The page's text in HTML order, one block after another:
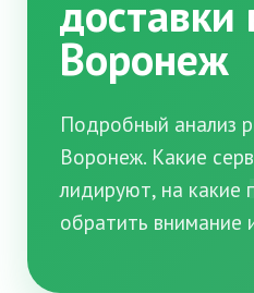
доставки
Воронеж
Подробный анализ
Воронеж. Какие
лидируют, на какие
обратить внимание